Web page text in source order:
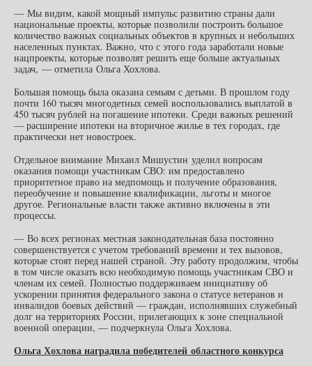
— Мы видим, какой мощный импульс развитию страны дали
национальные проекты, которые позволили построить большое
количество важных социальных объектов в крупных и небольших
населенных пунктах. Важно, что с этого года заработали новые
нацпроекты, которые позволят решить еще больше актуальных
задач, — отметила Ольга Хохлова.
Большая помощь была оказана семьям с детьми. В прошлом году
почти 160 тысяч многодетных семей воспользовались выплатой в
450 тысяч рублей на погашение ипотеки. Среди важных решений
— расширение ипотеки на вторичное жилье в тех городах, где
практически нет новостроек.
Отдельное внимание Михаил Мишустин уделил вопросам
оказания помощи участникам СВО: им предоставлено
приоритетное право на медпомощь и получение образования,
переобучение и повышение квалификации, льготы и многое
другое. Региональные власти также активно включены в эти
процессы.
— Во всех регионах местная законодательная база постоянно
совершенствуется с учетом требований времени и тех вызовов,
которые стоят перед нашей страной. Эту работу продолжим, чтобы
в том числе оказать всю необходимую помощь участникам СВО и
членам их семей. Полностью поддерживаем инициативу об
ускорении принятия федерального закона о статусе ветеранов и
инвалидов боевых действий — граждан, исполнявших служебный
долг на территориях России, прилегающих к зоне специальной
военной операции, — подчеркнула Ольга Хохлова.
Ольга Хохлова наградила победителей областного конкурса